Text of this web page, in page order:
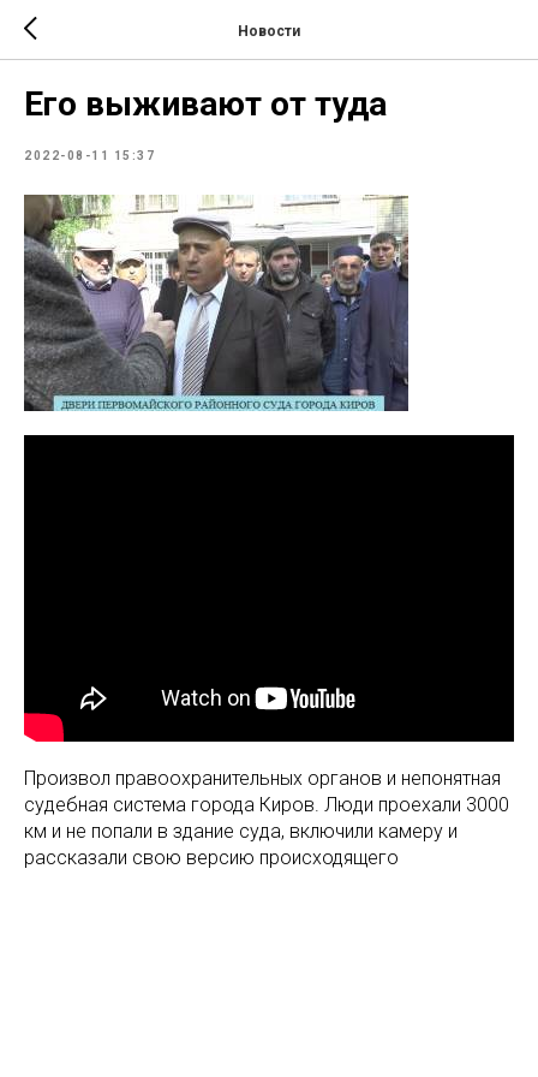
Новости
Его выживают от туда
2022-08-11 15:37
Произвол правоохранительных органов и непонятная
судебная система города Киров. Люди проехали 3000
км и не попали в здание суда, включили камеру и
рассказали свою версию происходящего